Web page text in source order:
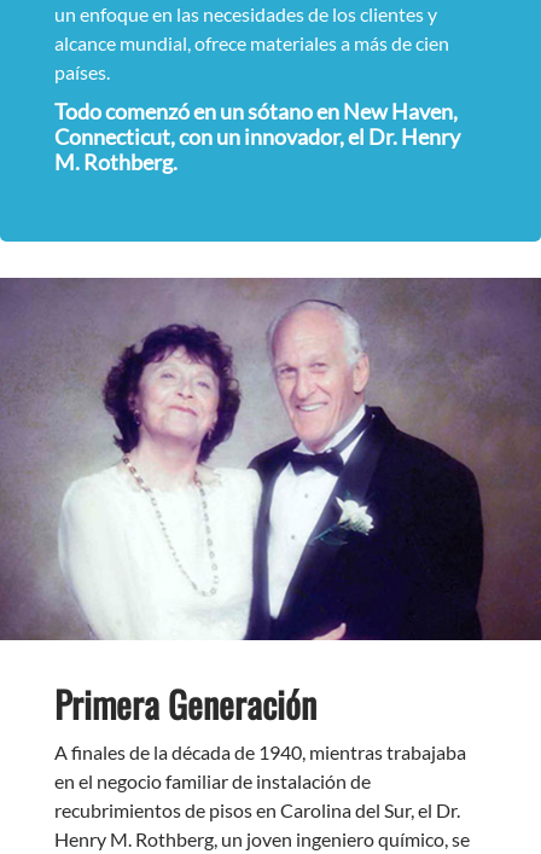
un enfoque en las necesidades de los clientes y
alcance mundial, ofrece materiales a más de cien
países.
Todo comenzó en un sótano en New Haven,
Connecticut, con un innovador, el Dr. Henry
M. Rothberg.
PrimeraGeneración
A finales de la década de 1940, mientras trabajaba
en el negocio familiar de instalación de
recubrimientos de pisos en Carolina del Sur, el Dr.
Henry M. Rothberg, un joven ingeniero químico, se